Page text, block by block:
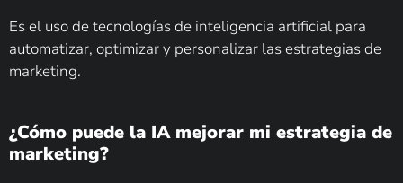
Es el uso de tecnologías de inteligencia artificial para
automatizar, optimizar y personalizar las estrategias de
marketing.
¿Cómo puede la IA mejorar mi estrategia de
marketing?